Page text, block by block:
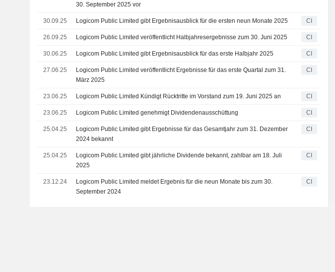
30. September 2025 vor
30.09.25 Logicom Public Limited gibt Ergebnisausblick für die ersten neun Monate 2025 CI
26.09.25 Logicom Public Limited veröffentlicht Halbjahresergebnisse zum 30. Juni 2025 CI
30.06.25 Logicom Public Limited gibt Ergebnisausblick für das erste Halbjahr 2025 CI
27.06.25
Logicom Public Limited veröffentlicht Ergebnisse für das erste Quartal zum 31.
März 2025
CI
23.06.25 Logicom Public Limited Kündigt Rücktritte im Vorstand zum 19. Juni 2025 an CI
23.06.25 Logicom Public Limited genehmigt Dividendenausschüttung CI
25.04.25
Logicom Public Limited gibt Ergebnisse für das Gesamtjahr zum 31. Dezember
2024 bekannt
CI
25.04.25
Logicom Public Limited gibt jährliche Dividende bekannt, zahlbar am 18. Juli
2025
CI
23.12.24
Logicom Public Limited meldet Ergebnis für die neun Monate bis zum 30.
September 2024
CI